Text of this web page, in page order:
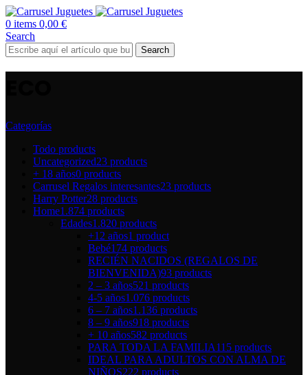
0 items 0,00 €
Search
Search
Categorías
Todo products
Uncategorized23 products
+ 18 años0 products
Carrusel Regalos interesantes23 products
Harry Potter28 products
Home1.874 products
Edades1.820 products
+12 años1 product
Bebé174 products
RECIÉN NACIDOS (REGALOS DE
BIENVENIDA)93 products
2 – 3 años521 products
4-5 años1.076 products
6 – 7 años1.136 products
8 – 9 años918 products
+ 10 años582 products
PARA TODA LA FAMILIA115 products
IDEAL PARA ADULTOS CON ALMA DE
NIÑOS222 products